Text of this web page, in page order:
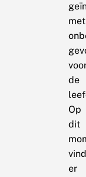
met
de
Op
dit
er